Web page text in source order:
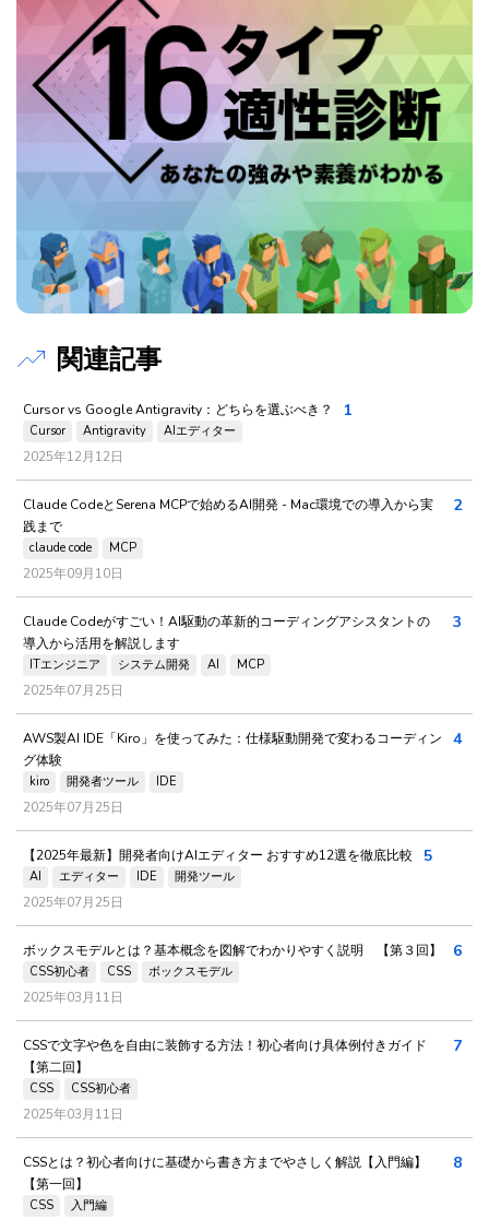
関連記事
Cursor vs Google Antigravity：どちらを選ぶべき？
Cursor Antigravity AIエディター
2025年12月12日
1
Claude CodeとSerena MCPで始めるAI開発 - Mac環境での導入から実
践まで
claude code MCP
2025年09月10日
2
Claude Codeがすごい！AI駆動の革新的コーディングアシスタントの
導入から活用を解説します
ITエンジニア システム開発 AI MCP
2025年07月25日
3
AWS製AI IDE「Kiro」を使ってみた：仕様駆動開発で変わるコーディン
グ体験
kiro 開発者ツール IDE
2025年07月25日
4
【2025年最新】開発者向けAIエディター おすすめ12選を徹底比較
AI エディター IDE 開発ツール
2025年07月25日
5
ボックスモデルとは？基本概念を図解でわかりやすく説明 【第３回】
CSS初心者 CSS ボックスモデル
2025年03月11日
6
CSSで文字や色を自由に装飾する方法！初心者向け具体例付きガイド
【第二回】
CSS CSS初心者
2025年03月11日
7
CSSとは？初心者向けに基礎から書き方までやさしく解説【入門編】
【第一回】
CSS 入門編
8